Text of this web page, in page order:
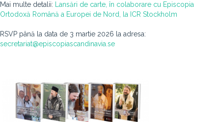
Mai multe detalii:
Lansări de carte, în colaborare cu Episcopia
Ortodoxă Română a Europei de Nord, la ICR Stockholm
RSVP până la data de 3 martie 2026 la adresa:
secretariat@episcopiascandinavia.se